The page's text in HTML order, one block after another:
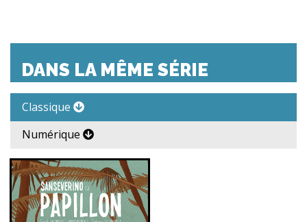
DANS LA MÊME SÉRIE
Classique
Numérique